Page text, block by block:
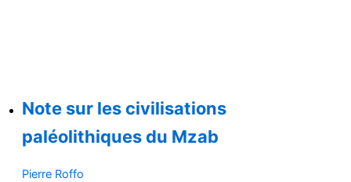
Note sur les civilisations
paléolithiques du Mzab
Pierre Roffo